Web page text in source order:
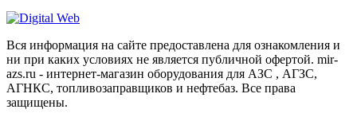
Вся информация на сайте предоставлена для ознакомления и
ни при каких условиях не является публичной офертой. mir-
azs.ru - интернет-магазин оборудования для АЗС , АГЗС,
АГНКС, топливозаправщиков и нефтебаз. Все права
защищены.